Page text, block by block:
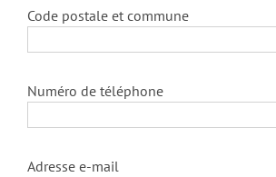
Code postale et commune
Numéro de téléphone
Adresse e-mail